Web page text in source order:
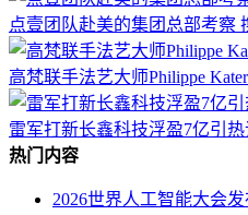
点壹团队赴美的集团总部考察
高梵联手法艺大师Philippe
雷军打新长鑫科技浮盈7亿引
热门内容
2026世界人工智能大会